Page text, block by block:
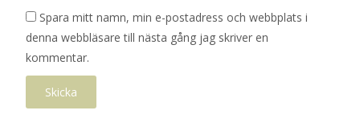
Spara mitt namn, min e-postadress och webbplats i
denna webbläsare till nästa gång jag skriver en
kommentar.